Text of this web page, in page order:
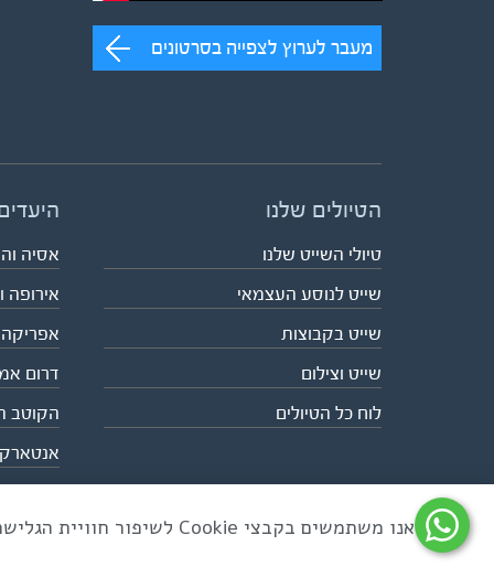
מעבר לערוץ לצפייה בסרטונים
הטיולים שלנו
טיולי השייט שלנו
שייט לנוסע העצמאי
שייט בקבוצות
שייט וצילום
לוח כל הטיולים
אסיה
אירופה
אפריקה
דרום
הקוטב
כל הזכויות שמורות לאקו טיולי שטח | טלפון 03-6879090 | פקס 03-6879099 |
אנו משתמשים בקבצי Cookie לשיפור חוויית הגלישה ולניתוח שימוש באתר